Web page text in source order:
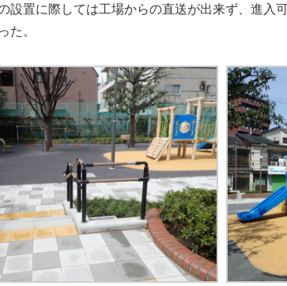
設置に際しては工場からの直送が出来ず、進入
た。